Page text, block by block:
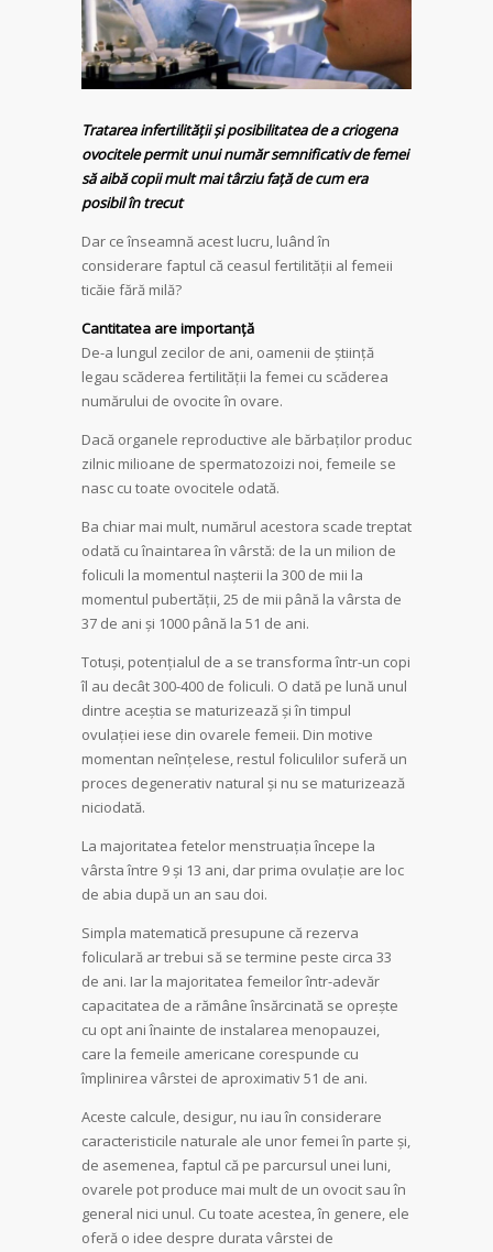
Tratarea infertilității și posibilitatea de a criogena
ovocitele permit unui număr semnificativ de femei
să aibă copii mult mai târziu față de cum era
posibil în trecut
Dar ce înseamnă acest lucru, luând în
considerare faptul că ceasul fertilității al femeii
ticăie fără milă?
Cantitatea are importanță
De-a lungul zecilor de ani, oamenii de știință
legau scăderea fertilității la femei cu scăderea
numărului de ovocite în ovare.
Dacă organele reproductive ale bărbaților produc
zilnic milioane de spermatozoizi noi, femeile se
nasc cu toate ovocitele odată.
Ba chiar mai mult, numărul acestora scade treptat
odată cu înaintarea în vârstă: de la un milion de
foliculi la momentul nașterii la 300 de mii la
momentul pubertății, 25 de mii până la vârsta de
37 de ani și 1000 până la 51 de ani.
Totuși, potențialul de a se transforma într-un copi
îl au decât 300-400 de foliculi. O dată pe lună unul
dintre aceștia se maturizează și în timpul
ovulației iese din ovarele femeii. Din motive
momentan neînțelese, restul foliculilor suferă un
proces degenerativ natural și nu se maturizează
niciodată.
La majoritatea fetelor menstruația începe la
vârsta între 9 și 13 ani, dar prima ovulație are loc
de abia după un an sau doi.
Simpla matematică presupune că rezerva
foliculară ar trebui să se termine peste circa 33
de ani. Iar la majoritatea femeilor într-adevăr
capacitatea de a rămâne însărcinată se oprește
cu opt ani înainte de instalarea menopauzei,
care la femeile americane corespunde cu
împlinirea vârstei de aproximativ 51 de ani.
Aceste calcule, desigur, nu iau în considerare
caracteristicile naturale ale unor femei în parte și,
de asemenea, faptul că pe parcursul unei luni,
ovarele pot produce mai mult de un ovocit sau în
general nici unul. Cu toate acestea, în genere, ele
oferă o idee despre durata vârstei de